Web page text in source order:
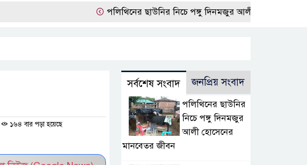
পলিথিনের ছাউনির নিচে পঙ্গু দিনমজুর আলী হোসেনের মানবেতর
১৬৪ বার পড়া হয়েছে
সর্বশেষ সংবাদ জনপ্রিয় সংবাদ
পলিথিনের ছাউনির
নিচে পঙ্গু দিনমজুর
আলী হোসেনের
মানবেতর জীবন